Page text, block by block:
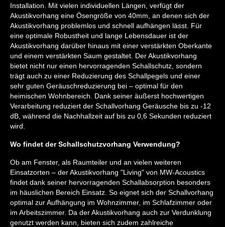
Installation. Mit vielen individuellen Längen, verfügt der
Akustikvorhang eine Ösengröße von 40mm, an denen sich der
Akustikvorhang problemlos und schnell aufhängen lässt. Für
eine optimale Robustheit und lange Lebensdauer ist der
Akustikvorhang darüber hinaus mit einer verstärkten Oberkante
und einem verstärkten Saum gestaltet. Der Akustikvorhang
bietet nicht nur einen hervorragenden Schallschutz, sondern
trägt auch zu einer Reduzierung des Schallpegels und einer
sehr guten Geräuschreduzierung bei – optimal für den
heimischen Wohnbereich. Dank seiner äußerst hochwertigen
Verarbeitung reduziert der Schallvorhang Geräusche bis zu -12
dB, während die Nachhallzeit auf bis zu 0,6 Sekunden reduziert
wird.
Wo findet der Schallschutzvorhang Verwendung?
Ob am Fenster, als Raumteiler und an vielen weiteren
Einsatzorten – der Akustikvorhang "Living" von MW-Acoustics
findet dank seiner hervorragenden Schallabsorption besonders
im häuslichen Bereich Einsatz. So eignet sich der Schallvorhang
optimal zur Aufhängung im Wohnzimmer, im Schlafzimmer oder
im Arbeitszimmer. Da der Akustikvorhang auch zur Verdunklung
genutzt werden kann, bieten sich zudem zahlreiche